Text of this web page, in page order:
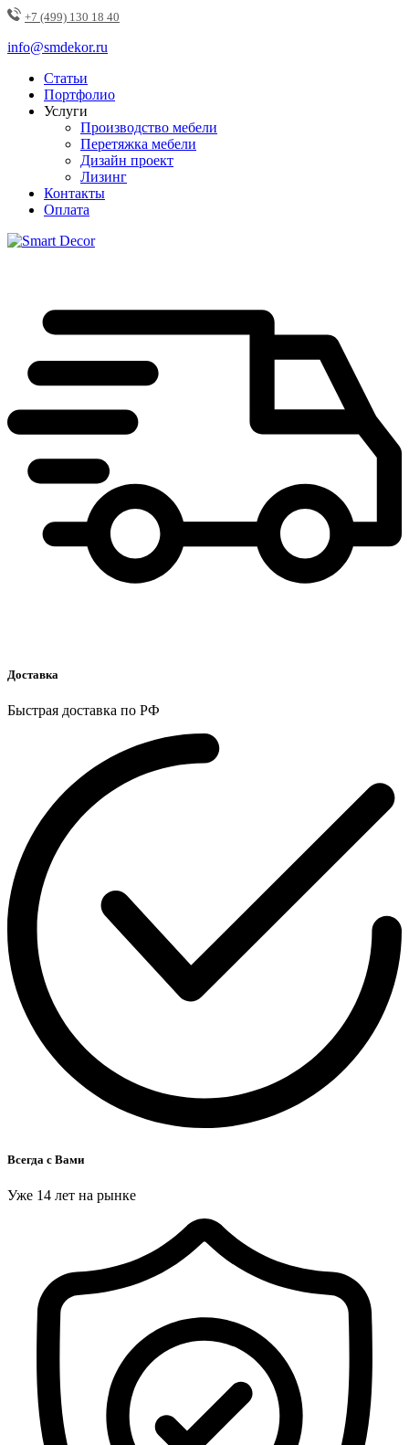
+7 (499) 130 18 40
info@smdekor.ru
Статьи
Портфолио
Услуги
Производство мебели
Перетяжка мебели
Дизайн проект
Лизинг
Контакты
Оплата
Доставка
Быстрая доставка по РФ
Всегда с Вами
Уже 14 лет на рынке